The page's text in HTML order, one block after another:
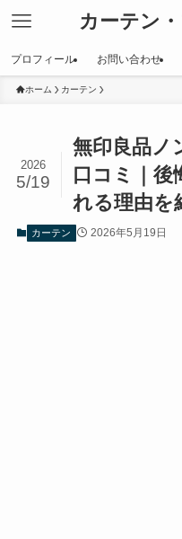
カーテン
プロフィール お問い合わせ
ホーム カーテン
無印良品ノ
口コミ｜後
れる理由を
2026
5/19
カーテン 2026年5月19日